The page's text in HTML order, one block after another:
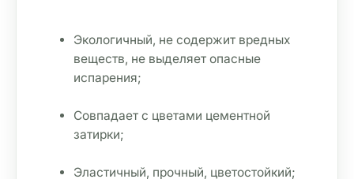
Экологичный, не содержит вредных
веществ, не выделяет опасные
испарения;
Совпадает с цветами цементной
затирки;
Эластичный, прочный, цветостойкий;